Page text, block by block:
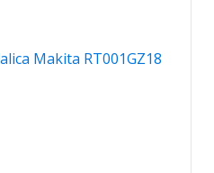
Makita RT001GZ18